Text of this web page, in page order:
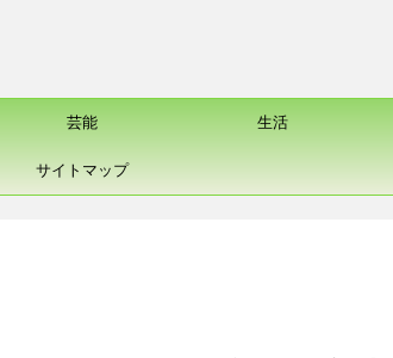
芸能 生活
サイトマップ